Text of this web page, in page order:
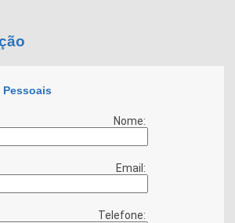
Pessoais
Nome:
Email:
Telefone: